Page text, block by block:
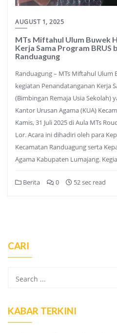
AUGUST 1, 2025
MTs Miftahul Ulum Buwek
Kerja Sama Program BRUS
Randuagung
Randuagung – MTs Miftahul
kegiatan Penandatanganan Kerja
(Bimbingan Remaja Usia Sekolah)
Kantor Urusan Agama (KUA)
Kamis, 31 Juli 2025 di Aula MTs
Lor. Acara ini dihadiri oleh para
Kecamatan Randuagung serta
Agama Kabupaten Lumajang.
Berita 0 52 sec read
CARI
KABAR TERKINI